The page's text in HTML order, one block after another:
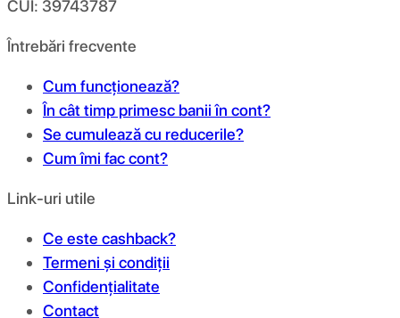
CUI: 39743787
Întrebări frecvente
Cum funcționează?
În cât timp primesc banii în cont?
Se cumulează cu reducerile?
Cum îmi fac cont?
Link-uri utile
Ce este cashback?
Termeni și condiții
Confidențialitate
Contact